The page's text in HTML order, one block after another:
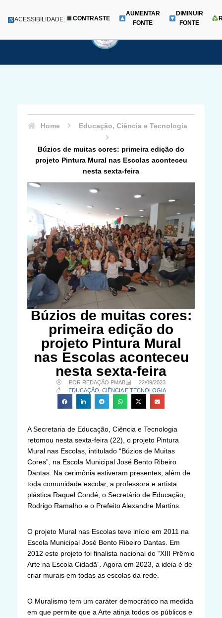
para
Menu
ACESSIBILIDADE: CONTRASTE
AUMENTAR
FONTE
DIMINUIR
FONTE
Home Educação, Ciência e Tecnologia
Búzios de muitas cores: primeira edição do
projeto Pintura Mural nas Escolas aconteceu
nesta sexta-feira
Búzios de muitas cores:
primeira edição do
projeto Pintura Mural
nas Escolas aconteceu
nesta sexta-feira
POR REDAÇÃO PMAB
22/09/2023
EDUCAÇÃO, CIÊNCIA E TECNOLOGIA
A Secretaria de Educação, Ciência e Tecnologia
retomou nesta sexta-feira (22), o projeto Pintura
Mural nas Escolas, intitulado “Búzios de Muitas
Cores”, na Escola Municipal José Bento Ribeiro
Dantas. Na cerimônia estiveram presentes, além de
toda comunidade escolar, a professora e artista
plástica Raquel Condé, o Secretário de Educação,
Rodrigo Ramalho e o Prefeito Alexandre Martins.
O projeto Mural nas Escolas teve início em 2011 na
Escola Municipal José Bento Ribeiro Dantas. Em
2012 este projeto foi finalista nacional do “XIII Prêmio
Arte na Escola Cidadã”. Agora em 2023, a ideia é de
criar murais em todas as escolas da rede.
O Muralismo tem um caráter democrático na medida
em que permite que a Arte atinja todos os públicos e